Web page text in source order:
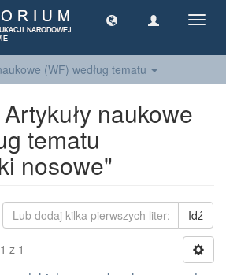
(WF) według tematu
naukowe
tematu
nosowe"
Idź
z 1